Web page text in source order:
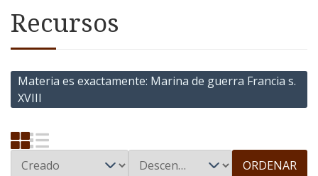
Recursos
Materia es exactamente Marina de guerra Francia s.
XVIII
ORDENAR